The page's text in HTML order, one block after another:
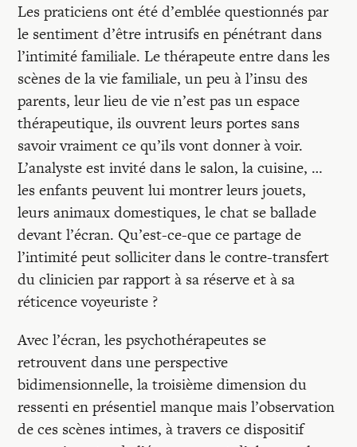
Les praticiens ont été d’emblée questionnés par
le sentiment d’être intrusifs en pénétrant dans
l’intimité familiale. Le thérapeute entre dans les
scènes de la vie familiale, un peu à l’insu des
parents, leur lieu de vie n’est pas un espace
thérapeutique, ils ouvrent leurs portes sans
savoir vraiment ce qu’ils vont donner à voir.
L’analyste est invité dans le salon, la cuisine, …
les enfants peuvent lui montrer leurs jouets,
leurs animaux domestiques, le chat se ballade
devant l’écran. Qu’est-ce-que ce partage de
l’intimité peut solliciter dans le contre-transfert
du clinicien par rapport à sa réserve et à sa
réticence voyeuriste ?
Avec l’écran, les psychothérapeutes se
retrouvent dans une perspective
bidimensionnelle, la troisième dimension du
ressenti en présentiel manque mais l’observation
de ces scènes intimes, à travers ce dispositif